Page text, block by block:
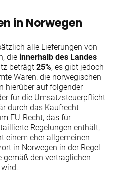
in Norwegen
alle Lieferungen von
die innerhalb des Landes
beträgt 25%, es gibt jedoch
Waren: die norwegischen
hierüber auf folgender
für die Umsatzsteuerpflicht
durch das Kaufrecht
EU-Recht, das für
Regelungen enthält,
einem eher allgemeinen
in Norwegen in der Regel
gemäß den vertraglichen